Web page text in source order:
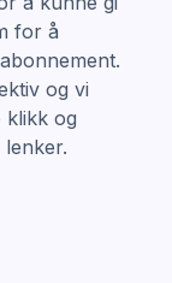
for å
og vi
klikk og